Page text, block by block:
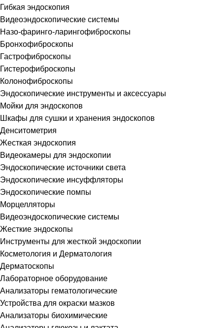
Гибкая эндоскопия
Видеоэндоскопические системы
Назо-фаринго-ларингофиброскопы
Бронхофиброскопы
Гастрофиброскопы
Гистерофиброскопы
Колонофиброскопы
Эндоскопические инструменты и аксессуары
Мойки для эндоскопов
Шкафы для сушки и хранения эндоскопов
Денситометрия
Жесткая эндоскопия
Видеокамеры для эндоскопии
Эндоскопические источники света
Эндоскопические инсуффляторы
Эндоскопические помпы
Морцелляторы
Видеоэндоскопические системы
Жесткие эндоскопы
Инструменты для жесткой эндоскопии
Косметология и Дерматология
Дерматоскопы
Лабораторное оборудование
Анализаторы гематологические
Устройства для окраски мазков
Анализаторы биохимические